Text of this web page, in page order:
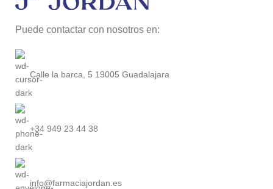
Puede contactar con nosotros en:
Calle la barca, 5 19005 Guadalajara
+34 949 23 44 38
info@farmaciajordan.es